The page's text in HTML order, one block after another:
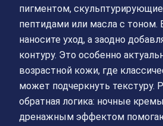
пигментом,
пептидами или масла с тоном.
наносите уход, а заодно
контуру. Это особенно
возрастной кожи, где
может подчеркнуть текстуру.
обратная логика: ночные
дренажным эффектом